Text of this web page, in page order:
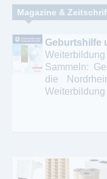
Magazine &
Geburtshilfe
Sammeln:
die
Weiterbildung